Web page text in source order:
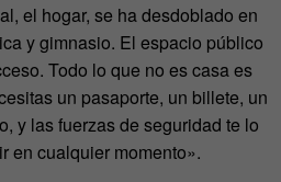
el hogar, se ha desdoblado en
y gimnasio. El espacio público
Todo lo que no es casa es
un pasaporte, un billete, un
y las fuerzas de seguridad te lo
en cualquier momento».